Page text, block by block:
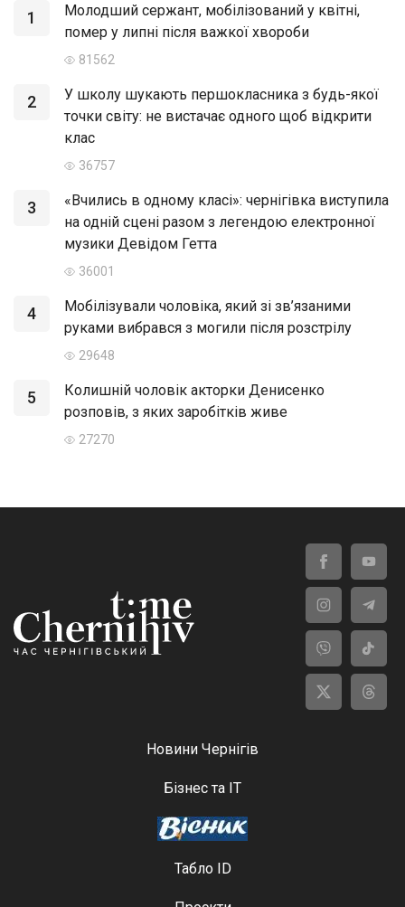
1
Молодший сержант, мобілізований у квітні,
помер у липні після важкої хвороби
81562
2
У школу шукають першокласника з будь-якої
точки світу: не вистачає одного щоб відкрити
клас
36757
3
«Вчились в одному класі»: чернігівка виступила
на одній сцені разом з легендою електронної
музики Девідом Гетта
36001
4
Мобілізували чоловіка, який зі зв’язаними
руками вибрався з могили після розстрілу
29648
5
Колишній чоловік акторки Денисенко
розповів, з яких заробітків живе
27270
Новини Чернігів
Бізнес та ІТ
Табло ID